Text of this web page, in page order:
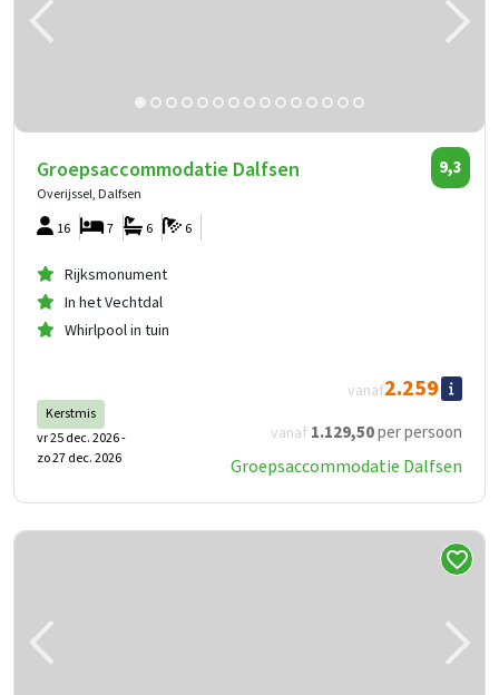
Groepsaccommodatie Dalfsen
Overijssel, Dalfsen
9,3
16 6
6
7
Rijksmonument
In het Vechtdal
Whirlpool in tuin
vanaf 1.129,50per persoon
vanaf2.259
Kerstmis
vr 25 dec. 2026 -
zo 27 dec. 2026
Groepsaccommodatie Dalfsen